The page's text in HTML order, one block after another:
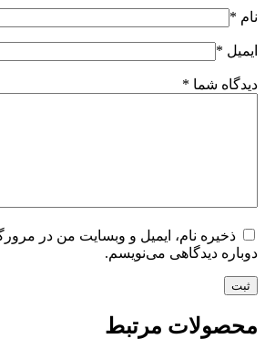
نام *
ایمیل *
دیدگاه شما *
ذخیره نام، ایمیل و وبسایت من در
دوباره دیدگاهی می‌نویسم.
ثبت
محصولات مرتبط